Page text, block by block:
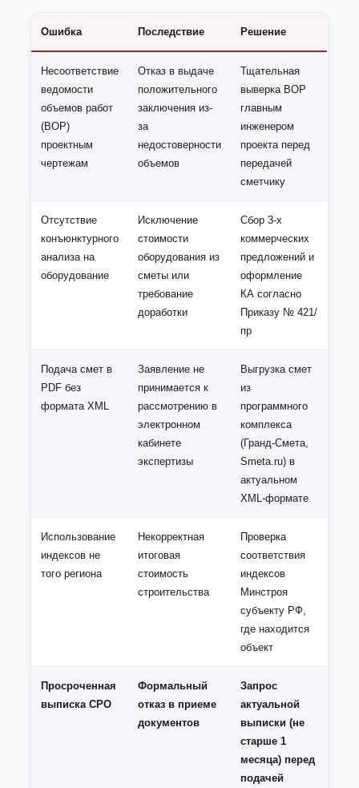
Ошибка Последствие Решение
Несоответствие
ведомости
объемов работ
(ВОР)
проектным
чертежам
Отказ в выдаче
положительного
заключения из-
за
недостоверности
объемов
Тщательная
выверка ВОР
главным
инженером
проекта перед
передачей
сметчику
Отсутствие
конъюнктурного
анализа на
оборудование
Исключение
стоимости
оборудования из
сметы или
требование
доработки
Сбор 3-х
коммерческих
предложений и
оформление
КА согласно
Приказу № 421/
пр
Подача смет в
PDF без
формата XML
Заявление не
принимается к
рассмотрению в
электронном
кабинете
экспертизы
Выгрузка смет
из
программного
комплекса
(Гранд-Смета,
Smeta.ru) в
актуальном
XML-формате
Использование
индексов не
того региона
Некорректная
итоговая
стоимость
строительства
Проверка
соответствия
индексов
Минстроя
субъекту РФ,
где находится
объект
Просроченная
выписка СРО
Формальный
отказ в приеме
документов
Запрос
актуальной
выписки (не
старше 1
месяца) перед
подачей